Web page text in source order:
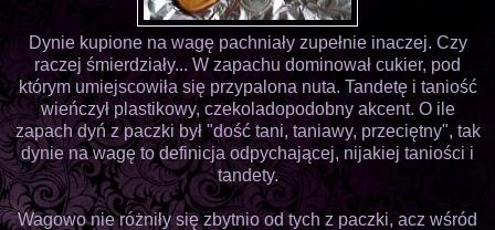
Dynie kupione na wagę pachniały zupełnie inaczej. Czy
raczej śmierdziały... W zapachu dominował cukier, pod
którym umiejscowiła się przypalona nuta. Tandetę i taniość
wieńczył plastikowy, czekoladopodobny akcent. O ile
zapach dyń z paczki był "dość tani, taniawy, przeciętny", tak
dynie na wagę to definicja odpychającej, nijakiej taniości i
tandety.
Wagowo nie różniły się zbytnio od tych z paczki, acz wśród